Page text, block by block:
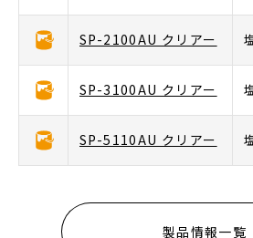
SP-2100AU クリアー
SP-3100AU クリアー
SP-5110AU クリアー
製品情報一覧